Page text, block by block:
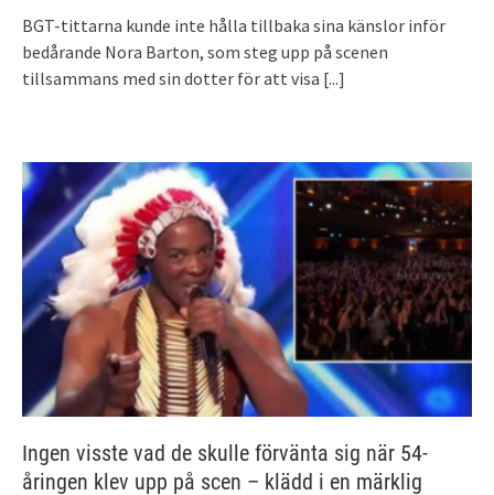
BGT-tittarna kunde inte hålla tillbaka sina känslor inför
bedårande Nora Barton, som steg upp på scenen
tillsammans med sin dotter för att visa [...]
Ingen visste vad de skulle förvänta sig när 54-
åringen klev upp på scen – klädd i en märklig